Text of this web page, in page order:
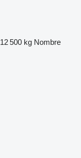
12 500 kg Nombre